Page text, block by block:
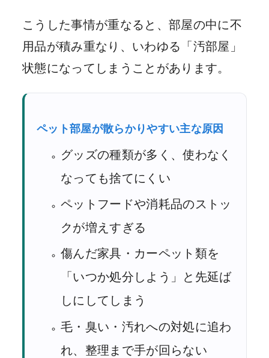
こうした事情が重なると、部屋の中に不
用品が積み重なり、いわゆる「汚部屋」
状態になってしまうことがあります。
ペット部屋が散らかりやすい主な原因
グッズの種類が多く、使わなく
なっても捨てにくい
ペットフードや消耗品のストッ
クが増えすぎる
傷んだ家具・カーペット類を
「いつか処分しよう」と先延ば
しにしてしまう
毛・臭い・汚れへの対処に追わ
れ、整理まで手が回らない